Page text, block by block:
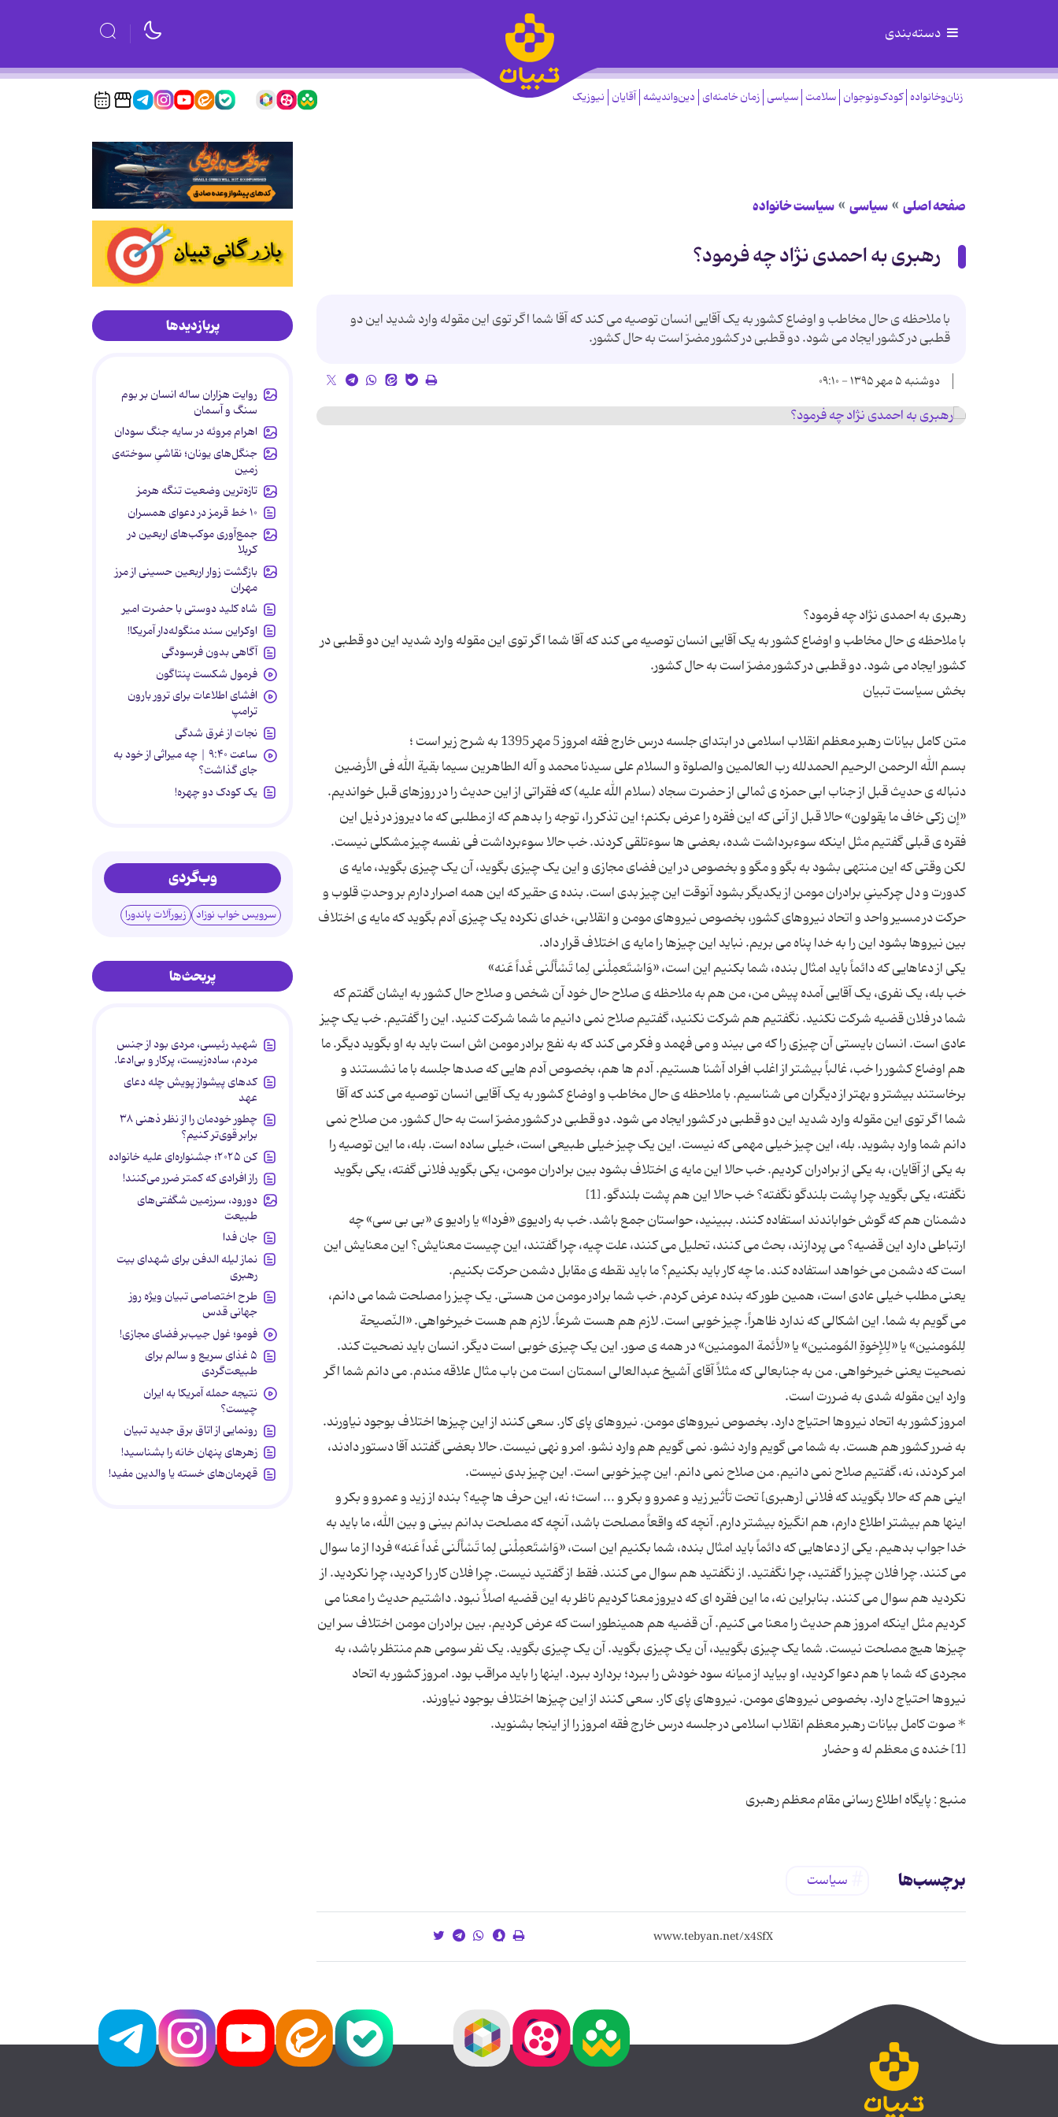
دسته‌بندی
زنان‌وخانواده کودک‌ونوجوان سلامت سیاسی زمان خامنه‌ای دین‌واندیشه آقایان نیوزیک
صفحه اصلی سیاسی سیاست خانواده
رهبری به احمدی نژاد چه فرمود؟
با ملاحظه ی حال مخاطب و اوضاع کشور به یک آقایی انسان توصیه می کند که آقا شما اگر توی این مقوله وارد شدید این دو
قطبی در کشور ایجاد می شود. دو قطبی در کشور مضرّ است به حال کشور.
دوشنبه ۵ مهر ۱۳۹۵ - ۰۹:۱۰
با ملاحظه ی حال مخاطب و اوضاع کشور به یک آقایی انسان توصیه می کند که آقا شما اگر توی این مقوله وارد شدید این دو قطبی در
بسم الله الرحمن الرحیم الحمدلله رب العالمین والصلوة و السلام علی سیدنا محمد و آله الطاهرین سیما بقیة الله فی الأرضین
دنباله ی حدیث قبل از جناب ابی حمزه ی ثمالی از حضرت سجاد (سلام الله علیه) که فقراتی از این حدیث را در روزهای قبل خواندیم.
«إن زکی خاف ما یقولون» حالا قبل از آنی که این فقره را عرض بکنم؛ این تذکر را، توجه را بدهم که از مطلبی که ما دیروز در ذیل این
فقره ی قبلی گفتیم مثل اینکه سوءبرداشت شده، بعضی ها سوءتلقی کردند. خب حالا سوءبرداشت فی نفسه چیز مشکلی نیست.
لکن وقتی که این منتهی بشود به بگو و مگو و بخصوص در این فضای مجازی و این یک چیزی بگوید، آن یک چیزی بگوید، مایه ی
کدورت و دل چرکینیِ برادران مومن از یکدیگر بشود آنوقت این چیز بدی است. بنده ی حقیر که این همه اصرار دارم بر وحدتِ قلوب و
حرکت در مسیر واحد و اتحاد نیروهای کشور، بخصوص نیروهای مومن و انقلابی، خدای نکرده یک چیزی آدم بگوید که مایه ی اختلاف
خب بله، یک نفری، یک آقایی آمده پیش من، من هم به ملاحظه ی صلاح حال خود آن شخص و صلاح حال کشور به ایشان گفتم که
شما در فلان قضیه شرکت نکنید. نگفتیم هم شرکت نکنید، گفتیم صلاح نمی دانیم ما شما شرکت کنید. این را گفتیم. خب یک چیز
عادی است. انسان بایستی آن چیزی را که می بیند و می فهمد و فکر می کند که به نفع برادر مومن اش است باید به او بگوید دیگر. ما
هم اوضاع کشور را خب، غالباً بیشتر از اغلب افراد آشنا هستیم. آدم ها هم، بخصوص آدم هایی که صدها جلسه با ما نشستند و
برخاستند بیشتر و بهتر از دیگران می شناسیم. با ملاحظه ی حال مخاطب و اوضاع کشور به یک آقایی انسان توصیه می کند که آقا
شما اگر توی این مقوله وارد شدید این دو قطبی در کشور ایجاد می شود. دو قطبی در کشور مضرّ است به حال کشور. من صلاح نمی
دانم شما وارد بشوید. بله، این چیز خیلی مهمی که نیست. این یک چیز خیلی طبیعی است، خیلی ساده است. بله، ما این توصیه را
به یکی از آقایان، به یکی از برادران کردیم. خب حالا این مایه ی اختلاف بشود بین برادران مومن، یکی بگوید فلانی گفته، یکی بگوید
دشمنان هم که گوش خواباندند استفاده کنند. ببینید، حواستان جمع باشد. خب به رادیوی «فردا» یا رادیو ی «بی بی سی» چه
ارتباطی دارد این قضیه؟ می پردازند، بحث می کنند، تحلیل می کنند، علت چیه، چرا گفتند، این چیست معنایش؟ این معنایش این
یعنی مطلب خیلی عادی است، همین طور که بنده عرض کردم. خب شما برادر مومن من هستی. یک چیز را مصلحت شما می دانم،
می گویم به شما. این اشکالی که ندارد ظاهراً. چیز خوبی است. لازم هم هست شرعاً. لازم هم هست خیرخواهی. «النّصیحة
لِلمُومنین» یا «لِلإخوةِ المُومنین» یا «لأئمة المومنین» در همه ی صور. این یک چیزی خوبی است دیگر. انسان باید نصحیت کند.
نصحیت یعنی خیرخواهی. من به جنابعالی که مثلاً آقای آشیخ عبدالعالی اسمتان است من باب مثال علاقه مندم. می دانم شما اگر
به ضرر کشور هم هست. به شما می گویم وارد نشو. نمی گویم هم وارد نشو. امر و نهی نیست. حالا بعضی گفتند آقا دستور دادند،
اینی هم که حالا بگویند که فلانی [رهبری] تحت تأثیر زید و عمرو و بکر و ... است؛ نه، این حرف ها چیه؟ بنده از زید و عمرو و بکر و
اینها هم بیشتر اطلاع دارم، هم انگیزه بیشتر دارم. آنچه که واقعاً مصلحت باشد، آنچه که مصلحت بدانم بینی و بین الله، ما باید به
خدا جواب بدهیم. یکی از دعاهایی که دائماً باید امثال بنده، شما بکنیم این است، «وَاسْتَعمِلْنی لِما تَسْألُنی غَداً عَنه» فردا از ما سوال
می کنند. چرا فلان چیز را گفتید، چرا نگفتید. از نگفتید هم سوال می کنند. فقط از گفتید نیست. چرا فلان کار را کردید، چرا نکردید. از
نکردید هم سوال می کنند. بنابراین نه، ما این فقره ای که دیروز معنا کردیم ناظر به این قضیه اصلاً نبود. داشتیم حدیث را معنا می
کردیم مثل اینکه امروز هم حدیث را معنا می کنیم. آن قضیه هم همینطور است که عرض کردیم. بین برادران مومن اختلاف سر این
چیزها هیچ مصلحت نیست. شما یک چیزی بگویید، آن یک چیزی بگوید. آن یک چیزی بگوید. یک نفر سومی هم منتظر باشد، به
مجردی که شما با هم دعوا کردید، او بیاید از میانه سود خودش را ببرد؛ بردارد ببرد. اینها را باید مراقب بود. امروز کشور به اتحاد
منبع : پایگاه اطلاع رسانی مقام معظم رهبری
برچسب‌ها سیاست
پربازدیدها
روایت هزاران ساله انسان بر بوم
سنگ و آسمان
اهرام مِروئه در سایه جنگ سودان
جنگل‌های یونان؛ نقاشیِ سوخته‌ی
زمین
تازه‌ترین وضعیت تنگه هرمز
۱۰ خط قرمز در دعوای همسران
جمع‌آوری موکب‌های اربعین در
کربلا
بازگشت زوار اربعین حسینی از مرز
مهران
شاه کلید دوستی با حضرت امیر
اوکراین سند منگوله‌دار آمریکا!
آگاهی بدون فرسودگی
فرمول شکست پنتاگون
افشای اطلاعات برای ترور بارون
ترامپ
نجات از غرق شدگی
ساعت ۹:۴۰ | چه میراثی از خود به
جای گذاشت؟
یک کودک دو چهره!
وب‌گردی
سرویس خواب نوزاد زیورآلات پاندورا
پربحث‌ها
شهید رئیسی، مردی بود از جنس
مردم، ساده‌زیست، پرکار و بی‌ادعا.
کدهای پیشواز پویش چله دعای
عهد
چطور خودمان را از نظر ذهنی ۳۸
برابر قوی‌تر کنیم؟
کن ۲۰۲۵؛ جشنواره‌ای علیه خانواده
راز افرادی که کمتر ضرر می‌کنند!
دورود، سرزمین شگفتی‌های
طبیعت
جان فدا
نماز لیله الدفن برای شهدای بیت
رهبری
طرح اختصاصی تبیان ویژه روز
جهانی قدس
فومو؛ غول جیب‌بر فضای مجازی!
۵ غذای سریع و سالم برای
طبیعت‌گردی
نتیجه حمله آمریکا به ایران
چیست؟
رونمایی از اتاق برق جدید تبیان
زهرهای پنهان خانه را بشناسید!
قهرمان‌های خسته یا والدین مفید!